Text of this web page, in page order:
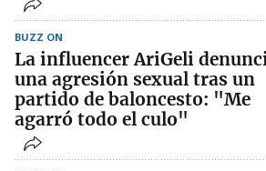
BUZZ ON
La influencer AriGeli
una agresión sexual tras un
partido de baloncesto: "Me
agarró todo el culo"